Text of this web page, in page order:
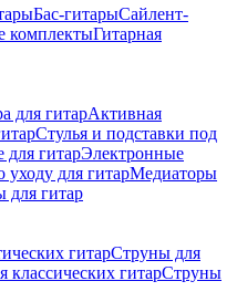
Бас-гитарыСайлент-
комплектыГитарная
для гитарАктивная
Стулья и подставки под
для гитарЭлектронные
уходу для гитарМедиаторы
для гитар
гитарСтруны для
гитарСтруны